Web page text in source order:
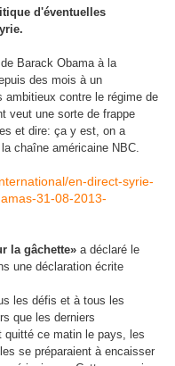
d'éventuelles
Barack Obama à la
des mois à un
ambitieux contre le régime de
veut une sorte de frappe
et dire: ça y est, on a
chaîne américaine NBC.
en-direct-syrie-
31-08-2013-
la gâchette» a déclaré le
une déclaration écrite
les défis et à tous les
que les derniers
quitté ce matin le pays, les
se préparaient à encaisser